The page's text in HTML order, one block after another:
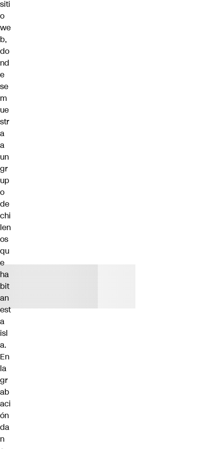
siti
o
we
b,
do
nd
e
se
m
ue
str
a
a
un
gr
up
o
de
chi
len
os
qu
e
ha
bit
an
est
a
isl
a.
En
la
gr
ab
aci
ón
da
n